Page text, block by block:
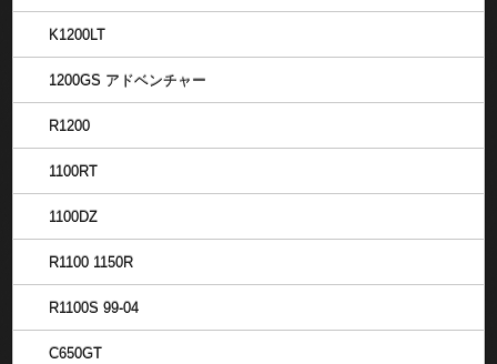
K1200LT
1200GS アドベンチャー
R1200
1100RT
1100DZ
R1100 1150R
R1100S 99-04
C650GT